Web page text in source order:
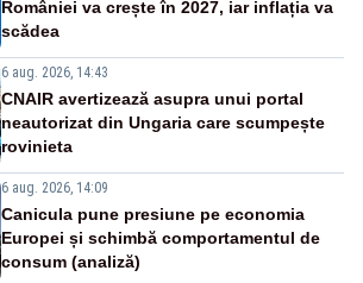
României va crește în 2027, iar inflația va
scădea
6 aug. 2026, 14:43
CNAIR avertizează asupra unui portal
neautorizat din Ungaria care scumpește
rovinieta
6 aug. 2026, 14:09
Canicula pune presiune pe economia
Europei și schimbă comportamentul de
consum (analiză)